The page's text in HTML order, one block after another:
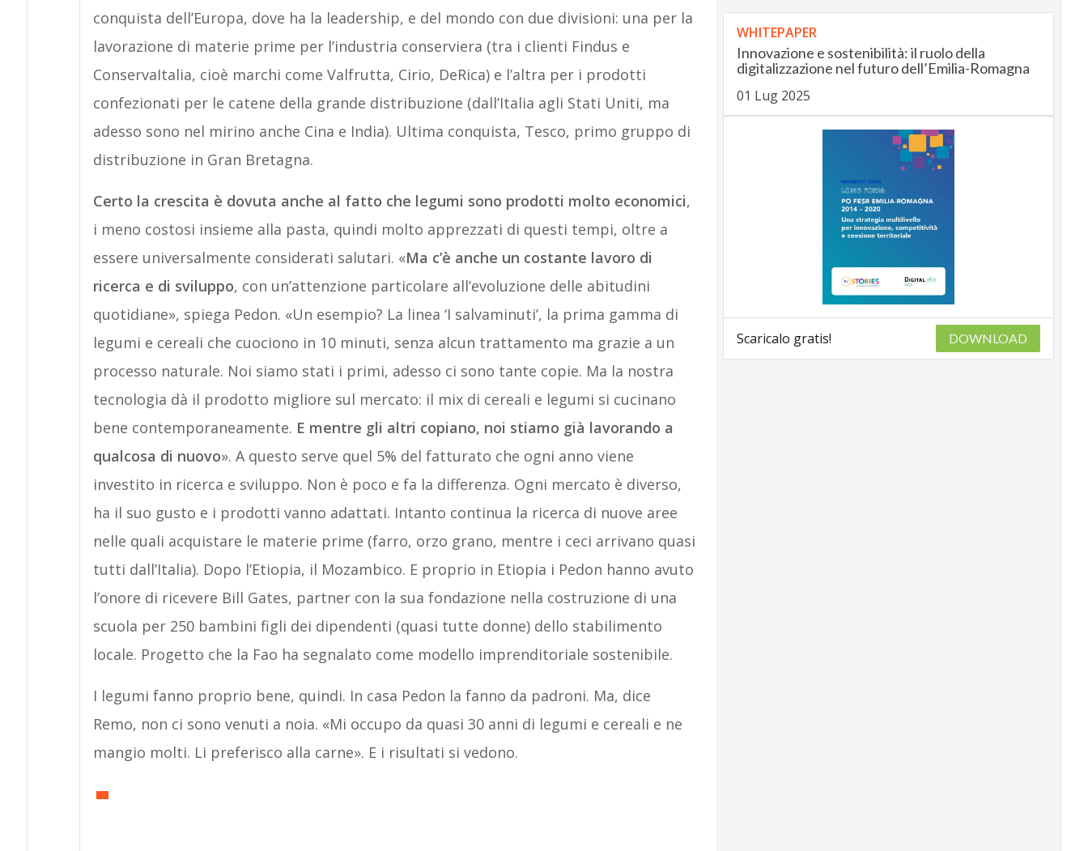
conquista dell’Europa, dove ha la leadership, e del mondo con due divisioni: una per la
lavorazione di materie prime per l’industria conserviera (tra i clienti Findus e
ConservaItalia, cioè marchi come Valfrutta, Cirio, DeRica) e l’altra per i prodotti
confezionati per le catene della grande distribuzione (dall’Italia agli Stati Uniti, ma
adesso sono nel mirino anche Cina e India). Ultima conquista, Tesco, primo gruppo di
distribuzione in Gran Bretagna.
Certo la crescita è dovuta anche al fatto che legumi sono prodotti molto economici,
i meno costosi insieme alla pasta, quindi molto apprezzati di questi tempi, oltre a
essere universalmente considerati salutari. «Ma c’è anche un costante lavoro di
ricerca e di sviluppo, con un’attenzione particolare all’evoluzione delle abitudini
quotidiane», spiega Pedon. «Un esempio? La linea ‘I salvaminuti’, la prima gamma di
legumi e cereali che cuociono in 10 minuti, senza alcun trattamento ma grazie a un
processo naturale. Noi siamo stati i primi, adesso ci sono tante copie. Ma la nostra
tecnologia dà il prodotto migliore sul mercato: il mix di cereali e legumi si cucinano
bene contemporaneamente. E mentre gli altri copiano, noi stiamo già lavorando a
qualcosa di nuovo». A questo serve quel 5% del fatturato che ogni anno viene
investito in ricerca e sviluppo. Non è poco e fa la differenza. Ogni mercato è diverso,
ha il suo gusto e i prodotti vanno adattati. Intanto continua la ricerca di nuove aree
nelle quali acquistare le materie prime (farro, orzo grano, mentre i ceci arrivano quasi
tutti dall’Italia). Dopo l’Etiopia, il Mozambico. E proprio in Etiopia i Pedon hanno avuto
l’onore di ricevere Bill Gates, partner con la sua fondazione nella costruzione di una
scuola per 250 bambini figli dei dipendenti (quasi tutte donne) dello stabilimento
locale. Progetto che la Fao ha segnalato come modello imprenditoriale sostenibile.
I legumi fanno proprio bene, quindi. In casa Pedon la fanno da padroni. Ma, dice
Remo, non ci sono venuti a noia. «Mi occupo da quasi 30 anni di legumi e cereali e ne
mangio molti. Li preferisco alla carne». E i risultati si vedono.
WHITEPAPER
Innovazione e sostenibilità: il ruolo della
digitalizzazione nel futuro dell’Emilia-Romagna
01 Lug 2025
Scaricalo gratis! DOWNLOAD